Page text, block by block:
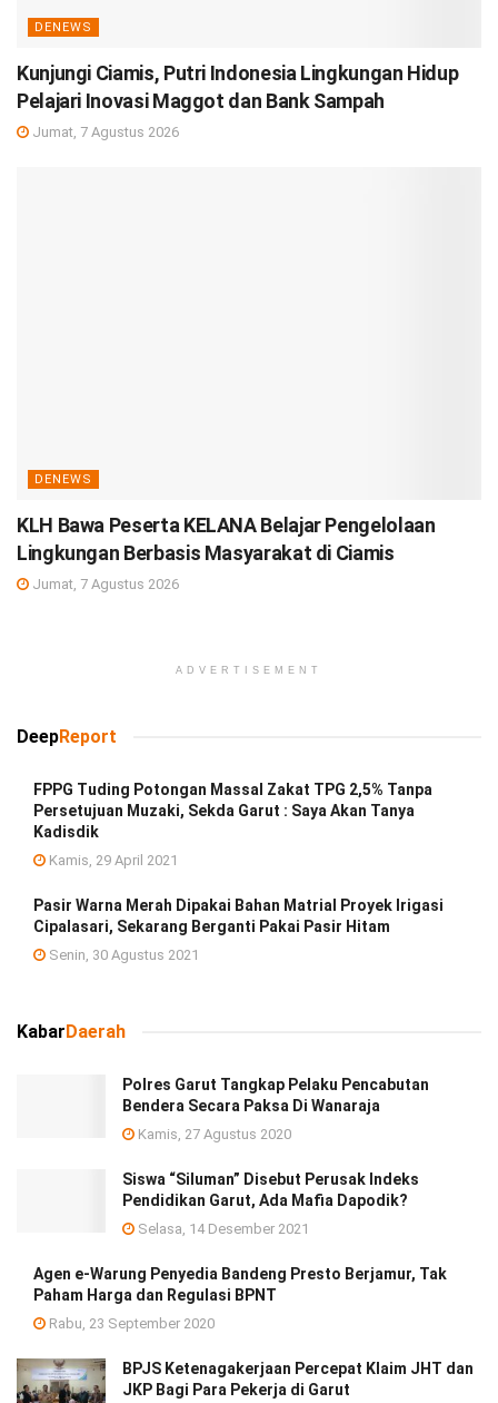
DENEWS
Kunjungi Ciamis, Putri Indonesia Lingkungan Hidup
Pelajari Inovasi Maggot dan Bank Sampah
Jumat, 7 Agustus 2026
DENEWS
KLH Bawa Peserta KELANA Belajar Pengelolaan
Lingkungan Berbasis Masyarakat di Ciamis
Jumat, 7 Agustus 2026
ADVERTISEMENT
DeepReport
FPPG Tuding Potongan Massal Zakat TPG 2,5% Tanpa
Persetujuan Muzaki, Sekda Garut : Saya Akan Tanya
Kadisdik
Kamis, 29 April 2021
Pasir Warna Merah Dipakai Bahan Matrial Proyek Irigasi
Cipalasari, Sekarang Berganti Pakai Pasir Hitam
Senin, 30 Agustus 2021
KabarDaerah
Polres Garut Tangkap Pelaku Pencabutan
Bendera Secara Paksa Di Wanaraja
Kamis, 27 Agustus 2020
Siswa “Siluman” Disebut Perusak Indeks
Pendidikan Garut, Ada Mafia Dapodik?
Selasa, 14 Desember 2021
Agen e-Warung Penyedia Bandeng Presto Berjamur, Tak
Paham Harga dan Regulasi BPNT
Rabu, 23 September 2020
BPJS Ketenagakerjaan Percepat Klaim JHT dan
JKP Bagi Para Pekerja di Garut